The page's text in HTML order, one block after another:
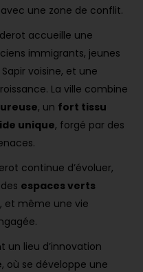
une zone de conflit.
accueille une
immigrants, jeunes
voisine, et une
La ville combine
, un fort tissu
unique, forgé par des
continue d’évoluer,
espaces verts
et même une vie
un lieu d’innovation
, où se développe une